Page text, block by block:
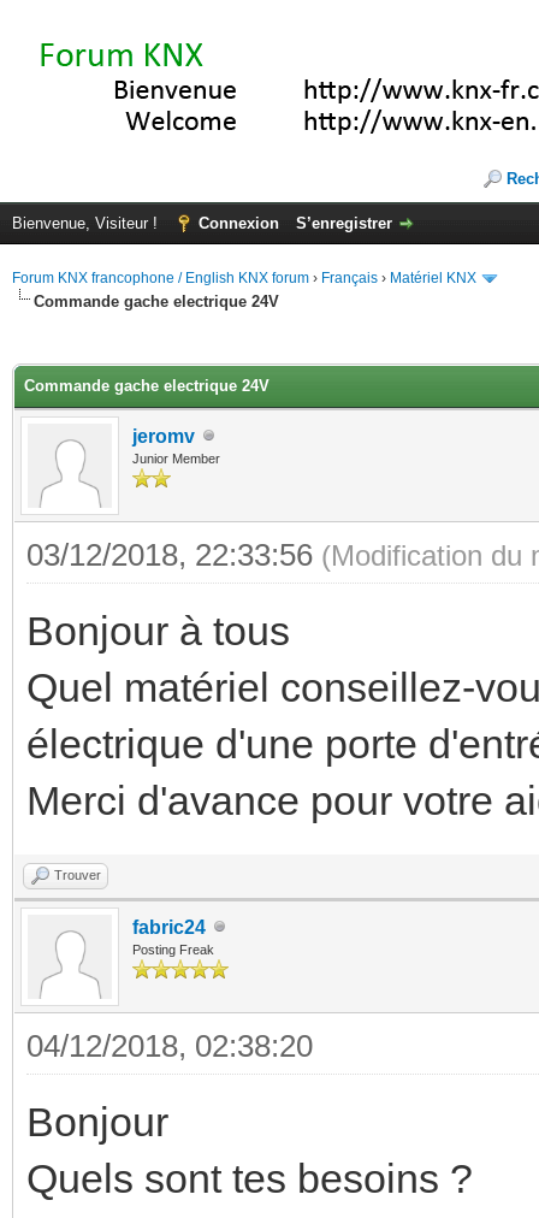
Bienvenue, Visiteur ! Connexion S’enregistrer
Forum KNX francophone / English KNX forum › Français › Matériel KNX
Commande gache electrique 24V
Commande gache electrique 24V
jeromv
Junior Member
03/12/2018, 22:33:56 (Modification du
Bonjour à tous
Quel matériel conseillez-
électrique d'une porte
Merci d'avance pour votre
Trouver
fabric24
Posting Freak
04/12/2018, 02:38:20
Bonjour
Quels sont tes besoins ?